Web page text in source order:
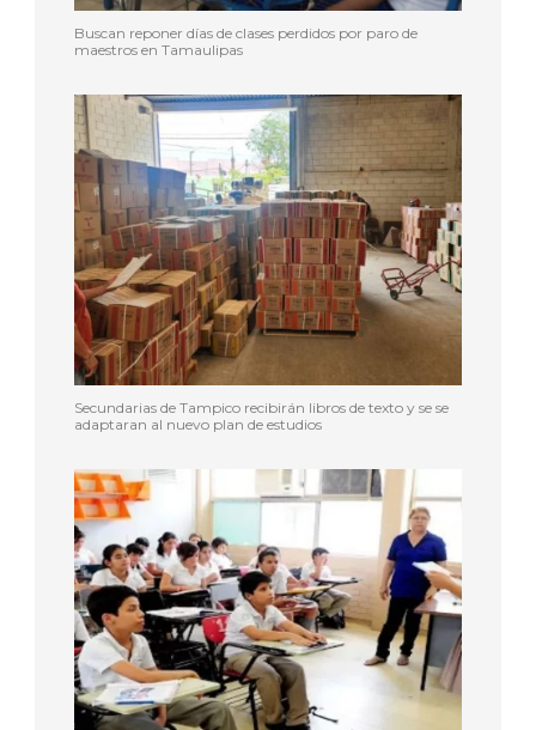
Buscan reponer días de clases perdidos por paro de
maestros en Tamaulipas
Secundarias de Tampico recibirán libros de texto y se se
adaptaran al nuevo plan de estudios